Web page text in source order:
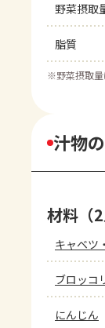
野菜摂取
脂質
※野菜摂取
汁物
材料（2
キャベツ
ブロッコ
にんじん